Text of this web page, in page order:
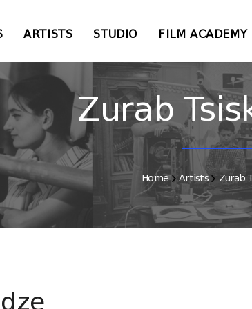
ARTISTS STUDIO FILM ACADEMY
Zurab
Home Artists Zurab